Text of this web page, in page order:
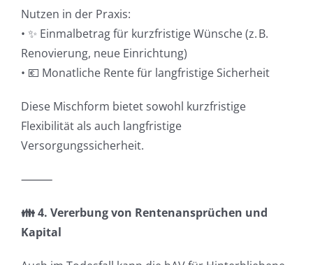
Nutzen in der Praxis:
• ✨ Einmalbetrag für kurzfristige Wünsche (z. B.
Renovierung, neue Einrichtung)
• 💶 Monatliche Rente für langfristige Sicherheit
Diese Mischform bietet sowohl kurzfristige
Flexibilität als auch langfristige
Versorgungssicherheit.
⸻
👪 4. Vererbung von Rentenansprüchen und
Kapital